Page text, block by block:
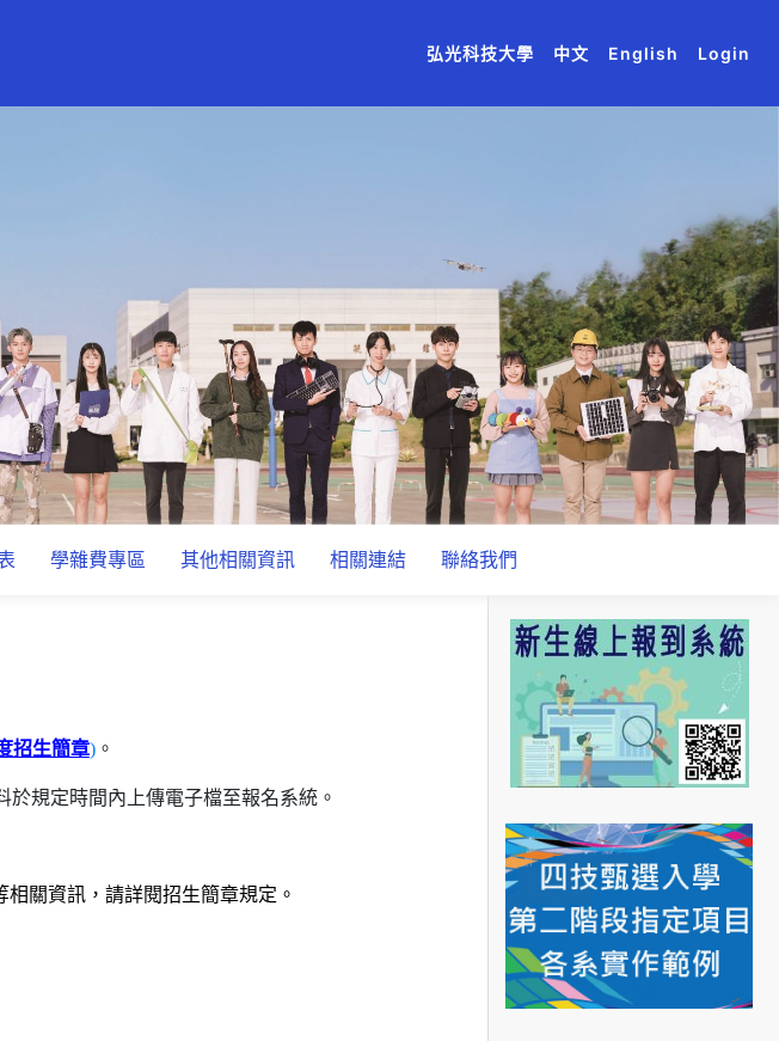
(current)
(current)
弘光科技大學 (current)
中文 (current)
English (current)
Login
學雜費專區 其他相關資訊 相關連結 聯絡我們
招生簡章)。
規定時間內上傳電子檔至報名系統。
關資訊，請詳閱招生簡章規定。